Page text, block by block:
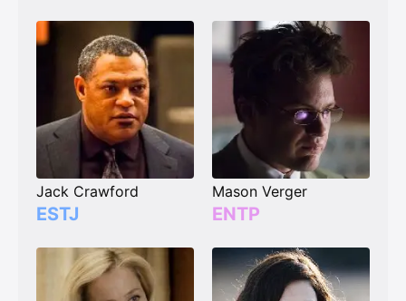
Jack Crawford
ESTJ
Mason Verger
ENTP